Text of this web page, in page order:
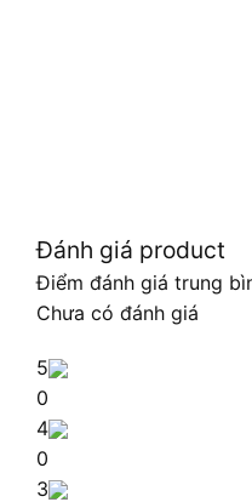
Đánh giá product
Điểm đánh giá trung
Chưa có đánh giá
5
0
4
0
3